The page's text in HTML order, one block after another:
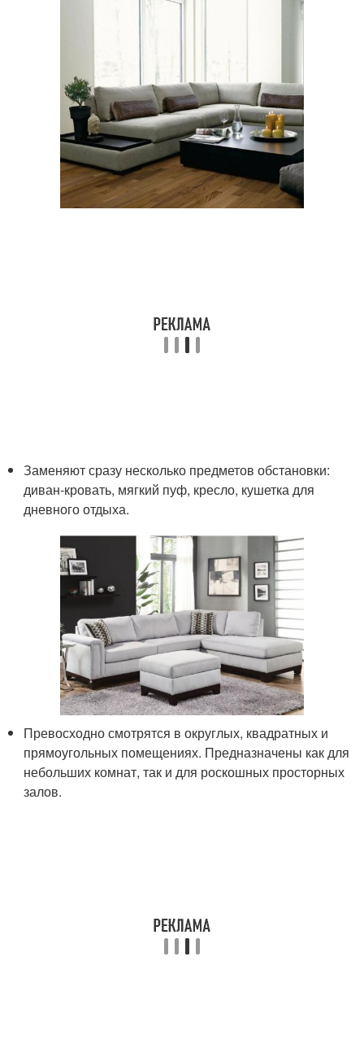
Заменяют сразу несколько предметов обстановки:
диван-кровать, мягкий пуф, кресло, кушетка для
дневного отдыха.
Превосходно смотрятся в округлых, квадратных и
прямоугольных помещениях. Предназначены как для
небольших комнат, так и для роскошных просторных
залов.